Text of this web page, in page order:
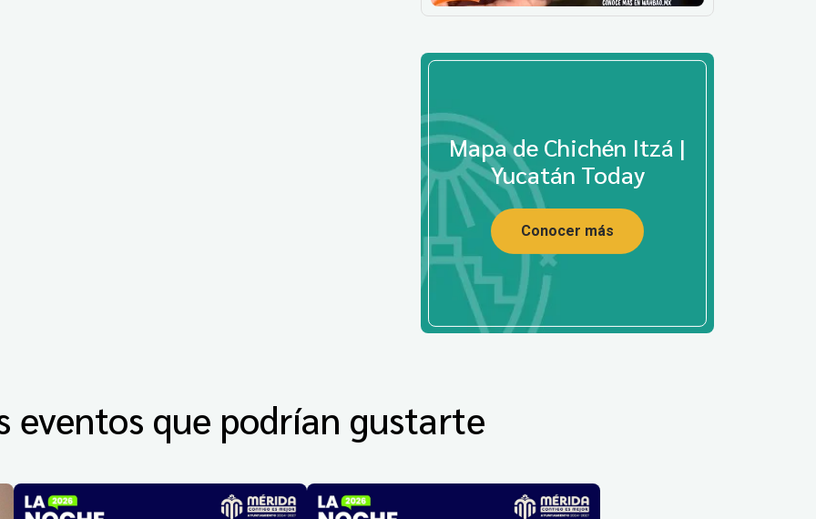
Mapa de Chichén Itzá |
Yucatán Today
Conocer más
eventos que podrían gustarte